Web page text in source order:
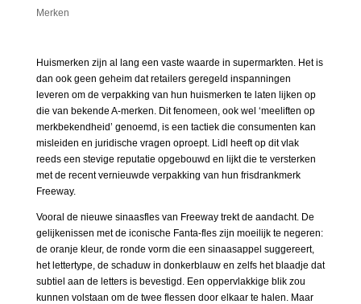
Merken
Huismerken zijn al lang een vaste waarde in supermarkten. Het is
dan ook geen geheim dat retailers geregeld inspanningen
leveren om de verpakking van hun huismerken te laten lijken op
die van bekende A-merken. Dit fenomeen, ook wel ‘meeliften op
merkbekendheid’ genoemd, is een tactiek die consumenten kan
misleiden en juridische vragen oproept. Lidl heeft op dit vlak
reeds een stevige reputatie opgebouwd en lijkt die te versterken
met de recent vernieuwde verpakking van hun frisdrankmerk
Freeway.
Vooral de nieuwe sinaasfles van Freeway trekt de aandacht. De
gelijkenissen met de iconische Fanta-fles zijn moeilijk te negeren:
de oranje kleur, de ronde vorm die een sinaasappel suggereert,
het lettertype, de schaduw in donkerblauw en zelfs het blaadje dat
subtiel aan de letters is bevestigd. Een oppervlakkige blik zou
kunnen volstaan om de twee flessen door elkaar te halen. Maar